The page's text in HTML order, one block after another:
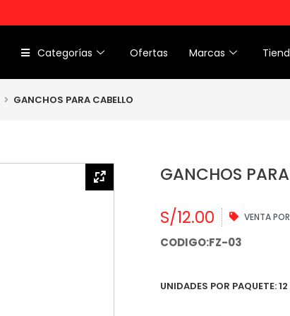
Categorías Ofertas Marcas
GANCHOS PARA CABELLO
GANCHOS
S/12.00 VENTA
CODIGO:FZ-03
UNIDADES POR PAQUETE: 12